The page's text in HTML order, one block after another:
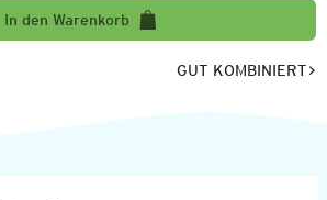
In den Warenkorb
GUT KOMBINIERT